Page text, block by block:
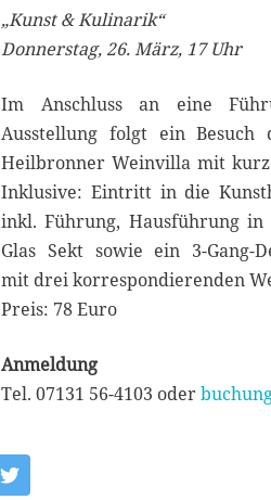
„Kunst & Kulinarik“
Donnerstag, 26. März, 17 Uhr
Im Anschluss an eine
Ausstellung folgt ein Besuch
Heilbronner Weinvilla mit
Inklusive: Eintritt in die
inkl. Führung, Hausführung
Glas Sekt sowie ein 3-Gang-
mit drei korrespondierenden
Preis: 78 Euro
Anmeldung
Tel. 07131 56-4103 oder